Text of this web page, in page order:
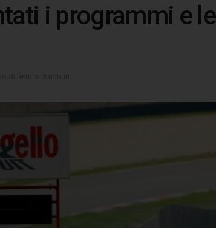
i programmi e le